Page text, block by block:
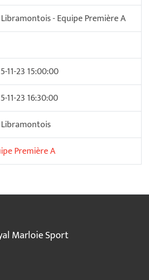
Libramontois - Equipe Première A
11-23 15:00:00
11-23 16:30:00
Libramontois
Première A
Marloie Sport